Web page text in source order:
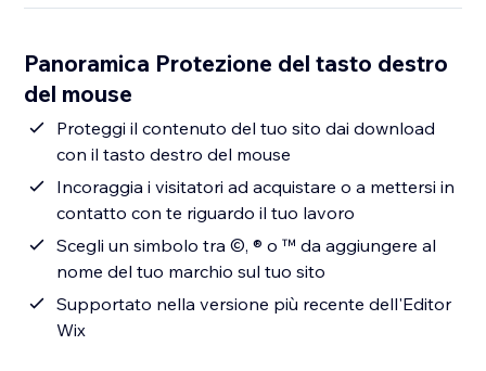
Panoramica Protezione del tasto destro
del mouse
Proteggi il contenuto del tuo sito dai download
con il tasto destro del mouse
Incoraggia i visitatori ad acquistare o a mettersi in
contatto con te riguardo il tuo lavoro
Scegli un simbolo tra ©, ® o ™ da aggiungere al
nome del tuo marchio sul tuo sito
Supportato nella versione più recente dell'Editor
Wix